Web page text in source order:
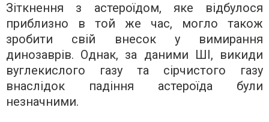
Зіткнення з астероїдом, яке відбулося
приблизно в той же час, могло також
зробити свій внесок у вимирання
динозаврів. Однак, за даними ШІ, викиди
вуглекислого газу та сірчистого газу
внаслідок падіння астероїда були
незначними.